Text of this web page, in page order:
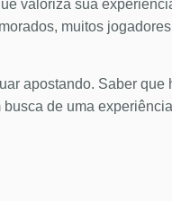
valoriza sua
muitos
apostando. Saber que
de uma